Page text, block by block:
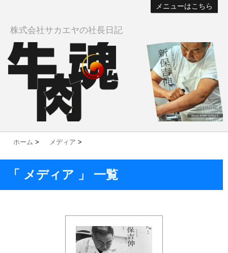
メニューはこちら
株式会社サカエヤの社長日記
ホーム > メディア >
「 メディア 」 一覧